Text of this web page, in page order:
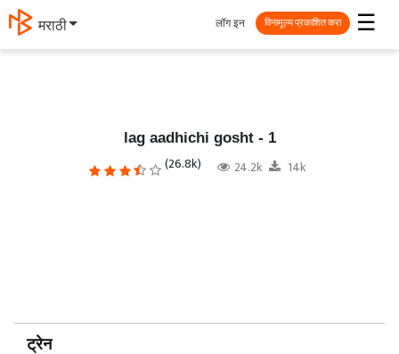
मराठी ☰
लॉग इन विनामूल्य प्रकाशित करा
lag aadhichi gosht - 1
(26.8k) 24.2k 14k
ट्रेन